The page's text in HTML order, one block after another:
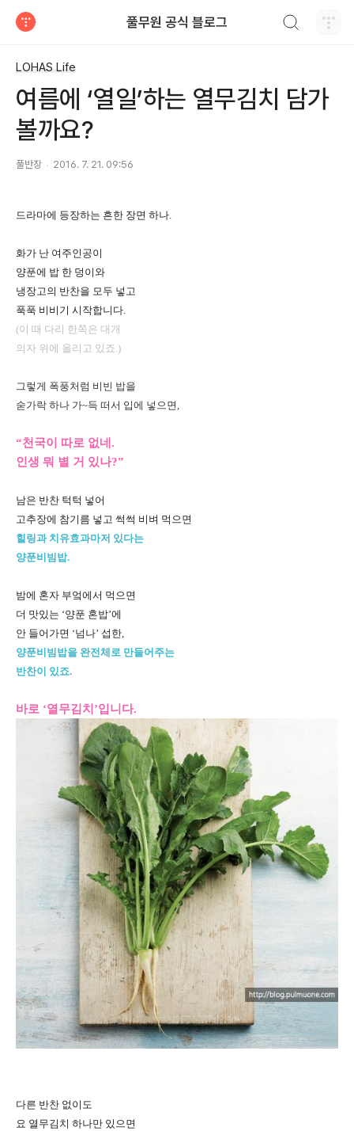
풀무원 공식 블로그
LOHAS Life
여름에 ‘열일’하는 열무김치 담가
볼까요?
풀반장 2016. 7. 21. 09:56
드라마에 등장하는 흔한 장면 하나.
화가 난 여주인공이
양푼에 밥 한 덩이와
냉장고의 반찬을 모두 넣고
푹푹 비비기 시작합니다.
(이 때 다리 한쪽은 대개
의자 위에 올리고 있죠.)
그렇게 폭풍처럼 비빈 밥을
숟가락 하나 가~득 떠서 입에 넣으면,
“천국이 따로 없네.
인생 뭐 별 거 있나?”
남은 반찬 턱턱 넣어
고추장에 참기름 넣고 썩썩 비벼 먹으면
힐링과 치유효과마저 있다는
양푼비빔밥.
밤에 혼자 부엌에서 먹으면
더 맛있는 ‘양푼 혼밥’에
안 들어가면 ‘넘나’ 섭한,
양푼비빔밥을 완전체로 만들어주는
반찬이 있죠.
바로 ‘열무김치’입니다.
다른 반찬 없이도
요 열무김치 하나만 있으면